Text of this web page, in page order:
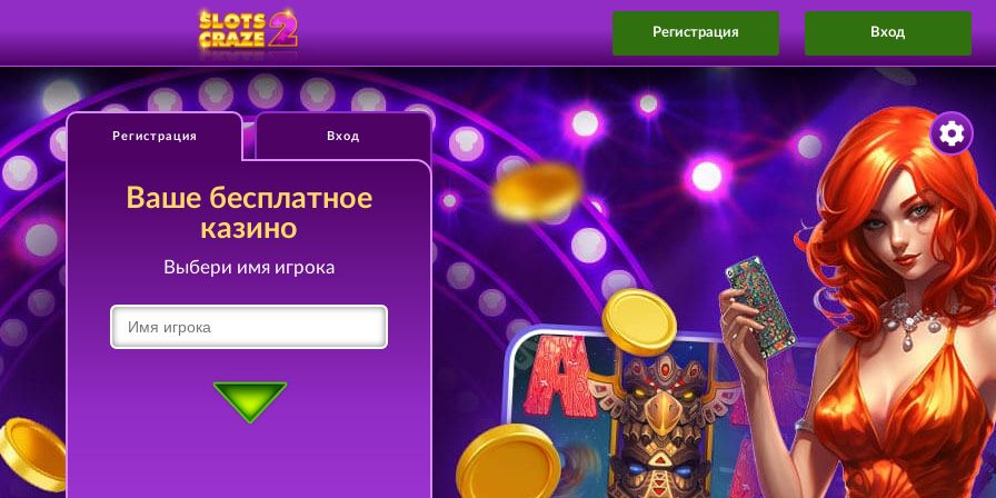
Регистрация Вход
Регистрация Вход
Ваше бесплатное
казино
Выбери имя игрока